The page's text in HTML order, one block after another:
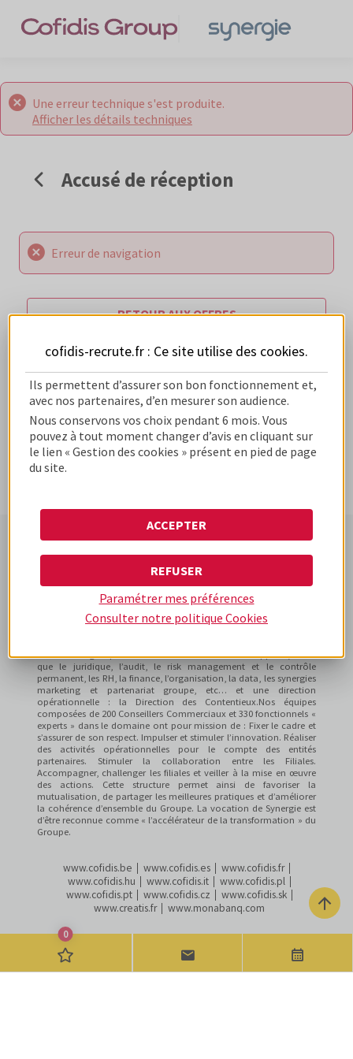
0
Candidature Spontanée
Nos
Une erreur technique s'est produite.
Afficher les détails techniques
Accusé de réception
Erreur de navigation
RETOUR AUX OFFRES
Synergie est le Groupement Européen d’Intérêt Economique (GEIE)
Creatis. Il regroupe des fonctions transverses et supports, telles
que le juridique, l’audit, le risk management et le contrôle
permanent, les RH, la finance, l’organisation, la data, les synergies
marketing et partenariat groupe, etc… et une direction
opérationnelle : la Direction des Contentieux.Nos équipes
composées de 200 Conseillers Commerciaux et 330 fonctionnels «
experts » dans le domaine ont pour mission de : Fixer le cadre et
s’assurer de son respect. Impulser et stimuler l’innovation. Réaliser
des activités opérationnelles pour le compte des entités
partenaires. Stimuler la collaboration entre les Filiales.
Accompagner, challenger les filiales et veiller à la mise en œuvre
des actions. Cette structure permet ainsi de favoriser la
mutualisation, de partager les meilleures pratiques et d’améliorer
la cohérence d’ensemble du Groupe. La vocation de Synergie est
d’être reconnue comme « l’accélérateur de la transformation » du
Groupe.
www.cofidis.be www.cofidis.es
www.cofidis.fr
www.cofidis.hu
www.cofidis.it
www.cofidis.pl
www.cofidis.pt
www.cofidis.cz
www.cofidis.sk
www.creatis.fr
www.monabanq.com
MENTIONS LÉGALES
INFORMATIONS RELATIVES AUX COOKIES
POLITIQUE DE PROTECTION DES DONNÉES
cofidis-recrute.fr : Ce site utilise des cookies.
Ils permettent d’assurer son bon fonctionnement et,
avec nos partenaires, d’en mesurer son audience.
Nous conservons vos choix pendant 6 mois. Vous
pouvez à tout moment changer d’avis en cliquant sur
le lien « Gestion des cookies » présent en pied de page
du site.
ACCEPTER
REFUSER
Paramétrer mes préférences
Consulter notre politique Cookies